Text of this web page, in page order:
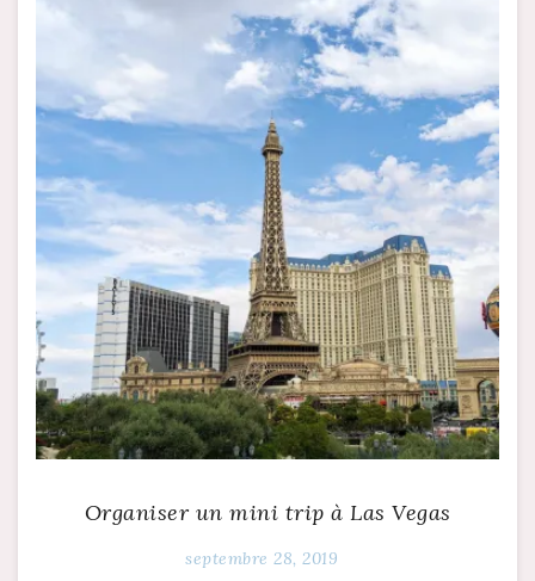
Organiser un mini trip à Las Vegas
septembre 28, 2019